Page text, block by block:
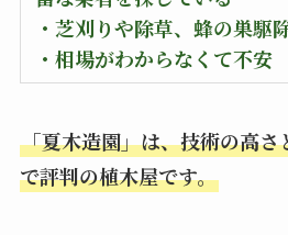
・芝刈りや除草、蜂の巣駆
・相場がわからなくて不安
「夏木造園」は、技術の高
で評判の植木屋です。